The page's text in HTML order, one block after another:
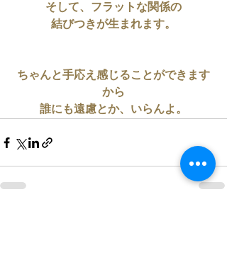
そして、フラットな関係の
結びつきが生まれます。
ちゃんと手応え感じることができます
から
誰にも遠慮とか、いらんよ。